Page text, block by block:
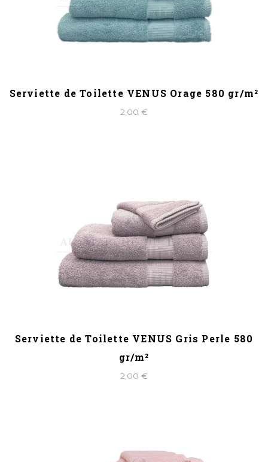
Serviette de Toilette VENUS Orage 580 gr/m²
2,00 €
Serviette de Toilette VENUS Gris Perle 580
gr/m²
2,00 €